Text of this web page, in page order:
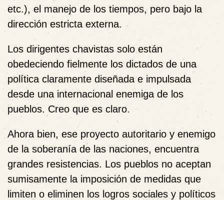
etc.), el manejo de los tiempos, pero bajo la
dirección estricta externa.
Los dirigentes chavistas solo están
obedeciendo fielmente los dictados de una
política claramente diseñada e impulsada
desde una internacional enemiga de los
pueblos. Creo que es claro.
Ahora bien, ese proyecto autoritario y enemigo
de la soberanía de las naciones, encuentra
grandes resistencias. Los pueblos no aceptan
sumisamente la imposición de medidas que
limiten o eliminen los logros sociales y políticos